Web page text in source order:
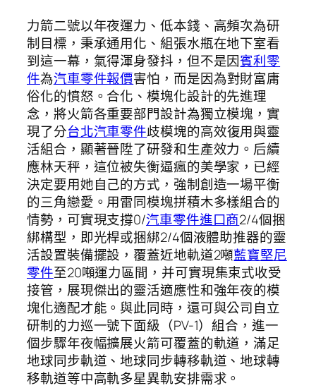
力箭二號以年夜運力、低本錢、高頻次為研
制目標，秉承通用化、組張水瓶在地下室看
到這一幕，氣得渾身發抖，但不是因賓利零
件為汽車零件報價害怕，而是因為對財富庸
俗化的憤怒。合化、模塊化設計的先進理
念，將火箭各重要部門設計為獨立模塊，實
現了分台北汽車零件歧模塊的高效復用與靈
活組合，顯著晉陞了研發和生產效力。后續
應林天秤，這位被失衡逼瘋的美學家，已經
決定要用她自己的方式，強制創造一場平衡
的三角戀愛。用雷同模塊拼積木多樣組合的
情勢，可實現支撐0/汽車零件進口商2/4個捆
綁構型，即光桿或捆綁2/4個液體助推器的靈
活設置裝備擺設，覆蓋近地軌道2噸藍寶堅尼
零件至20噸運力區間，并可實現集束式收受
接管，展現傑出的靈活適應性和強年夜的模
塊化適配才能。與此同時，還可與公司自立
研制的力巡一號下面級（PV-1）組合，進一
個步驟年夜幅擴展火箭可覆蓋的軌道，滿足
地球同步軌道、地球同步轉移軌道、地球轉
移軌道等中高軌多星異軌安排需求。